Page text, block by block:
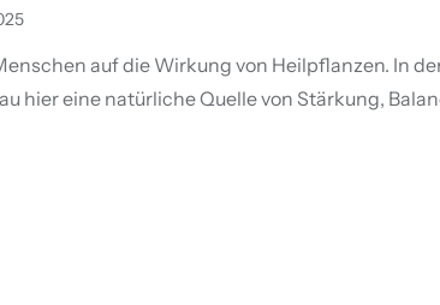
auf die Wirkung von Heilpflanzen. In
hier eine natürliche Quelle von Stärkung,